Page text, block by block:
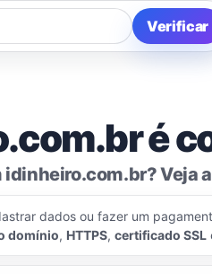
Verificar
é
idinheiro.com.br? Veja
dados ou fazer um
domínio, HTTPS, certificado SSL